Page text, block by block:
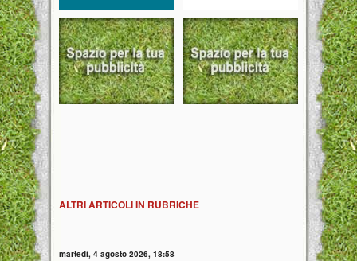
ALTRI ARTICOLI IN RUBRICHE
martedì, 4 agosto 2026, 18:58